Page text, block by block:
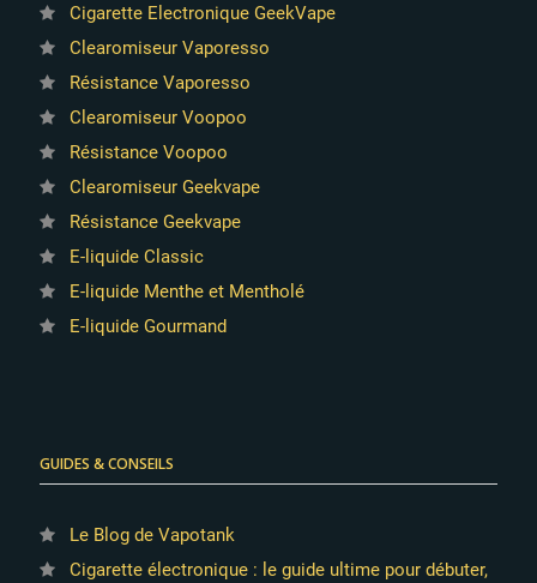
Cigarette Electronique GeekVape
Clearomiseur Vaporesso
Résistance Vaporesso
Clearomiseur Voopoo
Résistance Voopoo
Clearomiseur Geekvape
Résistance Geekvape
E-liquide Classic
E-liquide Menthe et Mentholé
E-liquide Gourmand
GUIDES & CONSEILS
Le Blog de Vapotank
Cigarette électronique : le guide ultime pour débuter,